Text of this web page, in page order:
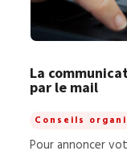
La
par le mail
Conseils
Pour annoncer